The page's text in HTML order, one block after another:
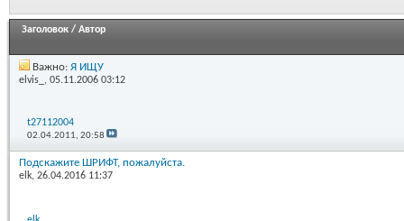
Заголовок / Автор
Важно: Я ИЩУ
elvis_ , 05.11.2006 03:12
t27112004
02.04.2011,20:58
Подскажите ШРИФТ, пожалуйста.
elk, 26.04.2016 11:37